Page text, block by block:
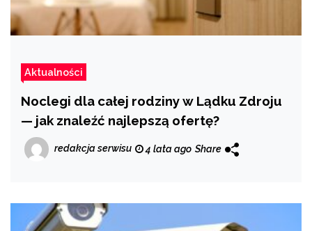
Aktualności
Noclegi dla całej rodziny w Lądku Zdroju
— jak znaleźć najlepszą ofertę?
redakcja serwisu 4 lata ago Share